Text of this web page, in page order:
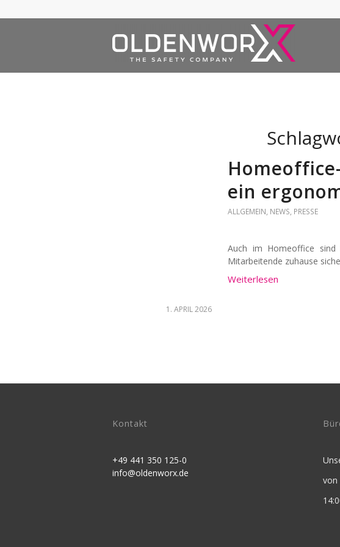
ein
ALLGEMEIN, NEWS, PRESSE
Auch im Homeoffice sind
Mitarbeitende zuhause
Weiterlesen
1. APRIL 2026
Kontakt
+49 441 350 125-0
info@oldenworx.de
von